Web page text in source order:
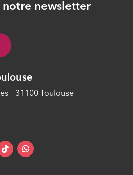
notre newsletter
– 31100 Toulouse